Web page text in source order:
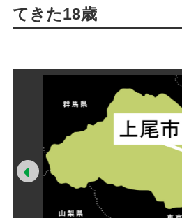
てきた18歳
Prev